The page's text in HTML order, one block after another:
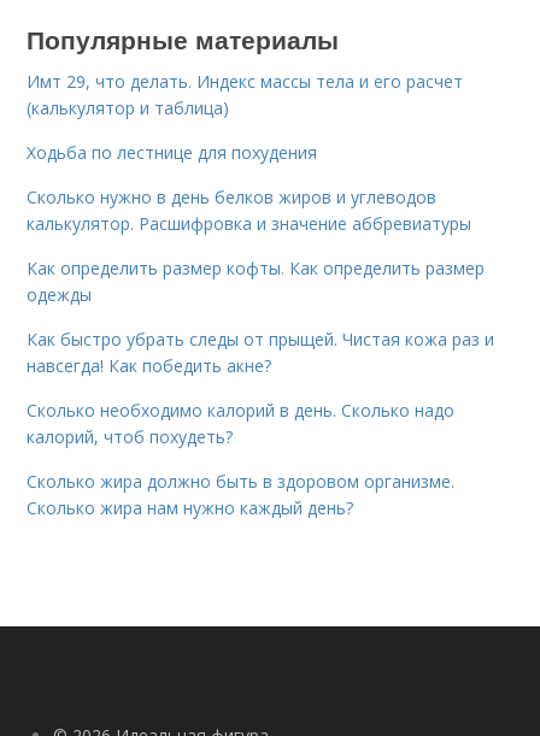
Популярные материалы
Имт 29, что делать. Индекс массы тела и его расчет
(калькулятор и таблица)
Ходьба по лестнице для похудения
Сколько нужно в день белков жиров и углеводов
калькулятор. Расшифровка и значение аббревиатуры
Как определить размер кофты. Как определить размер
одежды
Как быстро убрать следы от прыщей. Чистая кожа раз и
навсегда! Как победить акне?
Сколько необходимо калорий в день. Сколько надо
калорий, чтоб похудеть?
Сколько жира должно быть в здоровом организме.
Сколько жира нам нужно каждый день?